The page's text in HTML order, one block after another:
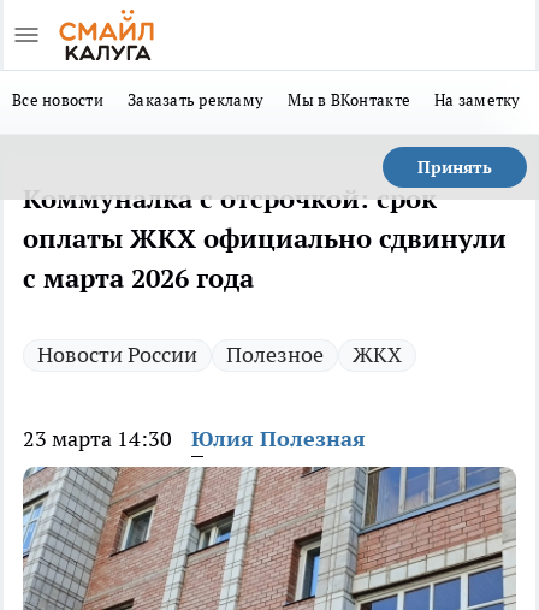
Все новости Заказать рекламу Мы в ВКонтакте На заметку
Принять
Коммуналка с отсрочкой: срок
оплаты ЖКХ официально сдвинули
с марта 2026 года
Новости России Полезное ЖКХ
23 марта 14:30 Юлия Полезная